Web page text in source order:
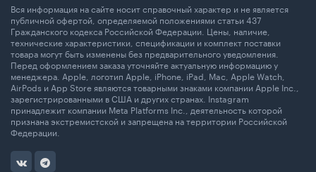
Вся информация на сайте носит справочный характер и не является
публичной офертой, определяемой положениями статьи 437
Гражданского кодекса Российской Федерации. Цены, наличие,
технические характеристики, спецификации и комплект поставки
товара могут быть изменены без предварительного уведомления.
Перед оформлением заказа уточняйте актуальную информацию у
менеджера. Apple, логотип Apple, iPhone, iPad, Mac, Apple Watch,
AirPods и App Store являются товарными знаками компании Apple Inc.,
зарегистрированными в США и других странах. Instagram
принадлежит компании Meta Platforms Inc., деятельность которой
признана экстремистской и запрещена на территории Российской
Федерации.